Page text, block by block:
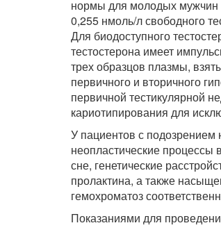
нормы для молодых мужчин
0,255 нмоль/л свободного
Для биодоступного
тестостерона имеет
трех образцов плазмы,
первичного и вторичного
первичной тестикулярной
кариотипирования для
У пациентов с подозрением
неопластические процессы
сне, генетические
пролактина, а также
гемохроматоз
Показаниями для